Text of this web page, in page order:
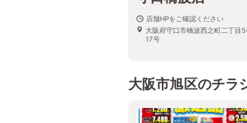
店舗HPをご確認ください
大阪府守口市橋波西之町二丁目5
17号
大阪市旭区のチラ